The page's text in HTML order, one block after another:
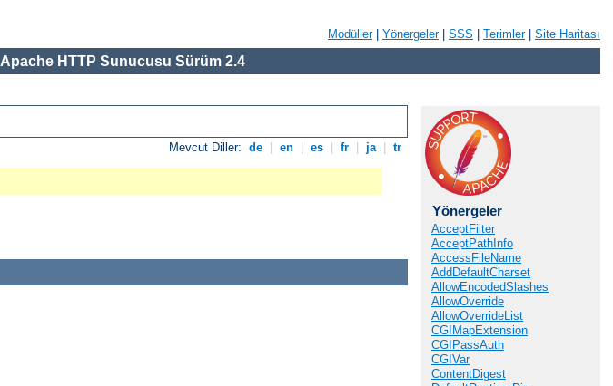
Modüller| Yönergeler| SSS Terimler| Site Haritası
Apache HTTP Sunucusu Sürüm 2.4
Mevcut Diller: de en es fr ja tr
Yönergeler
AcceptFilter
AcceptPathInfo
AccessFileName
AddDefaultCharset
AllowEncodedSlashes
AllowOverride
AllowOverrideList
CGIMapExtension
CGIPassAuth
CGIVar
ContentDigest